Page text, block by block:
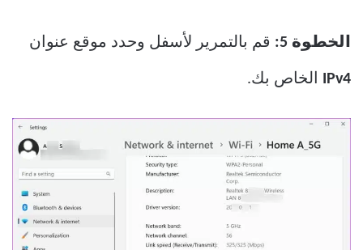
الخطوة 5: قم بالتمرير لأسفل وحدد موقع عنوان
IPv4 الخاص بك.